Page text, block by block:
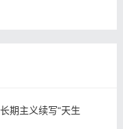
期主义续写“天生